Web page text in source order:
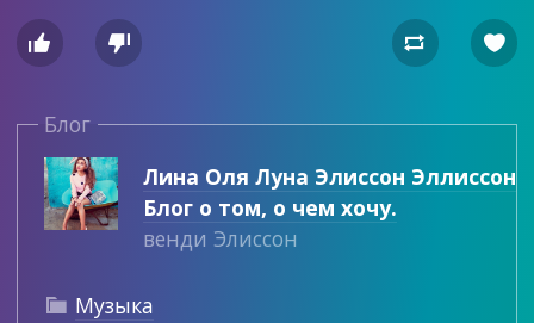
   
Блог
Лина Оля Луна Элиссон Эллиссон
Блог о том, о чем хочу.
венди Элиссон
 Музыка